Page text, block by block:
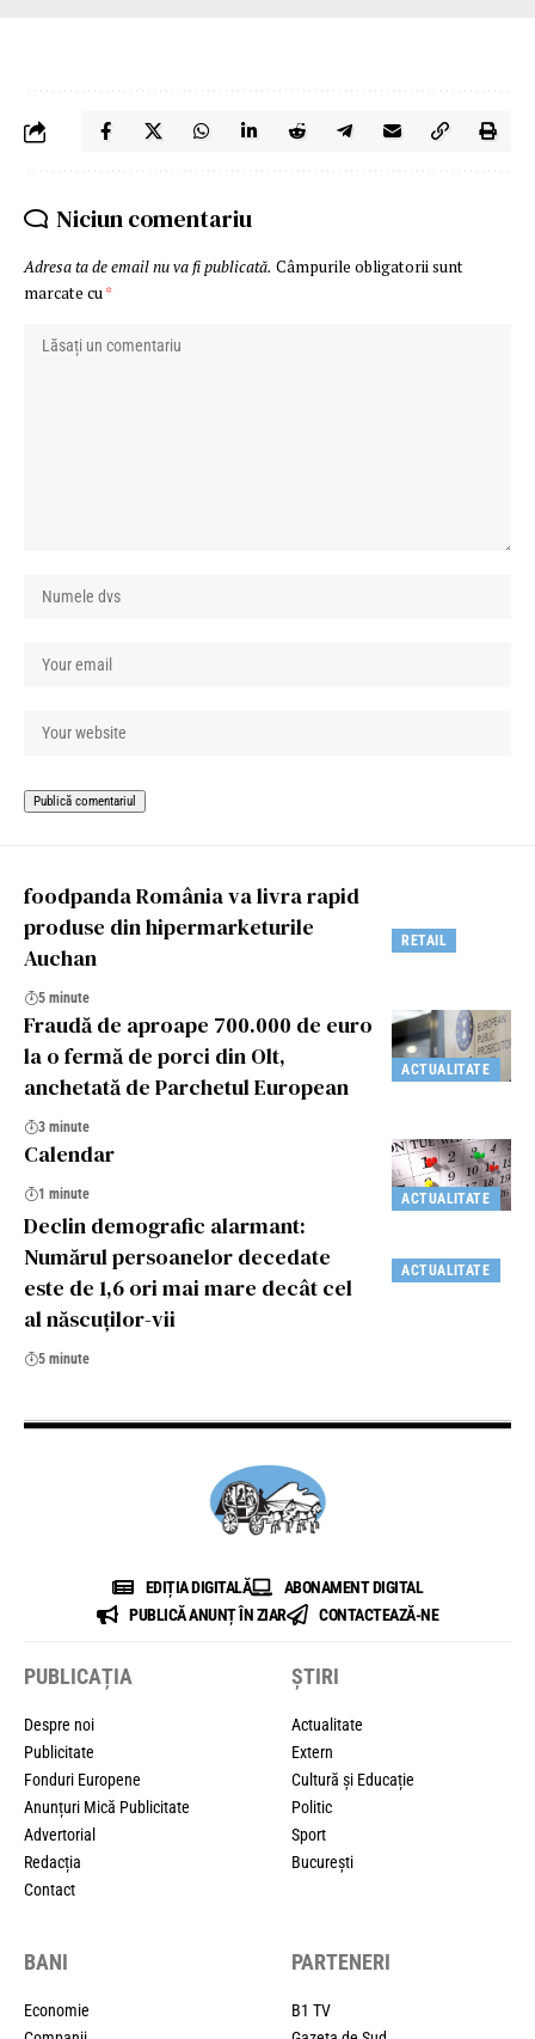
Niciun comentariu
Adresa ta de email nu va fi publicată. Câmpurile obligatorii sunt
marcate cu*
RETAIL
foodpanda România va livra rapid
produse din hipermarketurile
Auchan
5 minute
ACTUALITATE
Fraudă de aproape 700.000 de euro
la o fermă de porci din Olt,
anchetată de Parchetul European
3 minute
ACTUALITATE
Calendar
1 minute
ACTUALITATE
Declin demografic alarmant:
Numărul persoanelor decedate
este de 1,6 ori mai mare decât cel
al născuților-vii
5 minute
EDIȚIA DIGITALĂ
ABONAMENT DIGITAL
PUBLICĂ ANUNȚ ÎN ZIAR
CONTACTEAZĂ-NE
PUBLICAȚIA
Despre noi
Publicitate
Fonduri Europene
Anunțuri Mică Publicitate
Advertorial
Redacția
Contact
ȘTIRI
Actualitate
Extern
Cultură și Educație
Politic
Sport
București
BANI
Economie
PARTENERI
B1 TV